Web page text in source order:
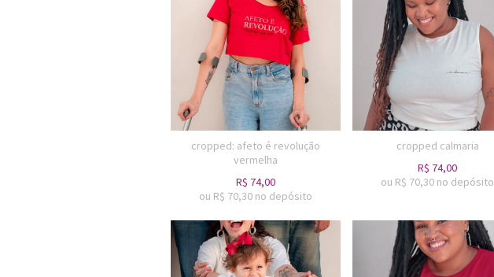
cropped: afeto é revolução
vermelha
R$ 74,00
ou R$ 70,30 no depósito
cropped calmaria
R$ 74,00
ou R$ 70,30 no depósito